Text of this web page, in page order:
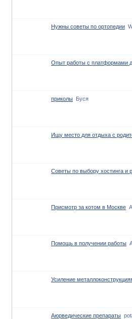
Нужны советы по ортопедии
Опыт работы с платформами
приколы Буся
Ищу место для отдыха с
Советы по выбору хостинга и
Присмотр за котом в Москве
Помощь в получении работы
Усиление
Аюрведические препараты